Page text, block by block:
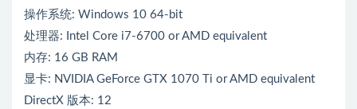
操作系统: Windows 10 64-bit
处理器: Intel Core i7-6700 or AMD equivalent
内存: 16 GB RAM
显卡: NVIDIA GeForce GTX 1070 Ti or AMD equivalent
DirectX 版本: 12